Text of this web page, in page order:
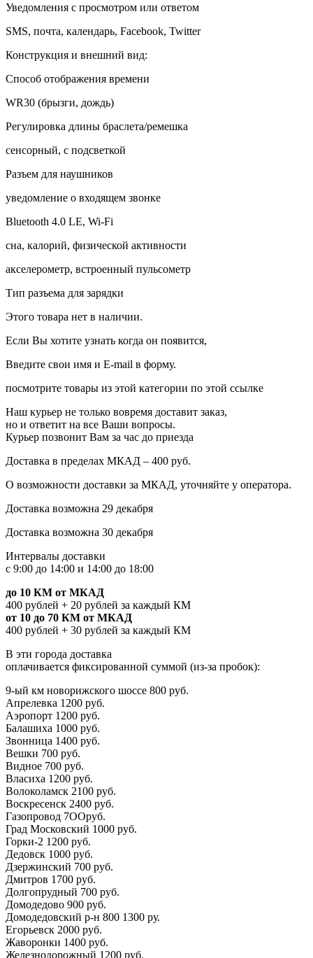
Уведомления с просмотром или ответом
SMS, почта, календарь, Facebook, Twitter
Конструкция и внешний вид:
Способ отображения времени
WR30 (брызги, дождь)
Регулировка длины браслета/ремешка
сенсорный, с подсветкой
Разъем для наушников
уведомление о входящем звонке
Bluetooth 4.0 LE, Wi-Fi
сна, калорий, физической активности
акселерометр, встроенный пульсометр
Тип разъема для зарядки
Этого товара нет в наличии.
Если Вы хотите узнать когда он появится,
Введите свои имя и E-mail в форму.
посмотрите товары из этой категории по этой ссылке
Наш курьер не только вовремя доставит заказ,
но и ответит на все Ваши вопросы.
Курьер позвонит Вам за час до приезда
Доставка в пределах МКАД – 400 руб.
О возможности доставки за МКАД, уточняйте у оператора.
Доставка возможна 29 декабря
Доставка возможна 30 декабря
Интервалы доставки
с 9:00 до 14:00 и 14:00 до 18:00
до 10 КМ от МКАД
400 рублей + 20 рублей за каждый КМ
от 10 до 70 КМ от МКАД
400 рублей + 30 рублей за каждый КМ
В эти города доставка
оплачивается фиксированной суммой (из-за пробок):
9-ый км новорижского шоссе 800 руб.
Апрелевка 1200 руб.
Аэропорт 1200 руб.
Балашиха 1000 руб.
Звонница 1400 руб.
Вешки 700 руб.
Видное 700 руб.
Власиха 1200 руб.
Волоколамск 2100 руб.
Воскресенск 2400 руб.
Газопровод 7ООруб.
Град Московский 1000 руб.
Горки-2 1200 руб.
Дедовск 1000 руб.
Дзержинский 700 руб.
Дмитров 1700 руб.
Долгопрудный 700 руб.
Домодедово 900 руб.
Домодедовский р-н 800 1300 ру.
Егорьевск 2000 руб.
Жаворонки 1400 руб.
Железнодорожный 1200 руб.